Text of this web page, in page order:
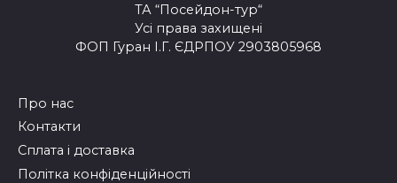
ТА “Посейдон-тур“
Усі права захищені
ФОП Гуран І.Г. ЄДРПОУ 2903805968
Про нас
Контакти
Сплата і доставка
Політка конфіденційності